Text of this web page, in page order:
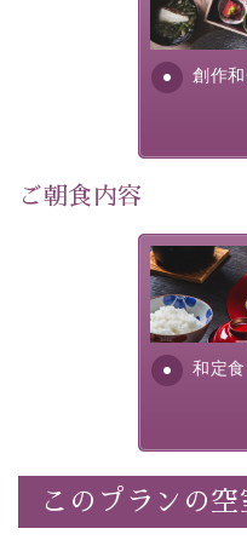
17：30 ご夕食
19：10 お隣の「ホテル
19：20 出発（近隣旅
20：00 ほたる童謡公園
21：45 「ホテル紅や
【ご予約前にご確認くだ
※本プランはバスの定員
ご案内となります。
※ご予約完了後でも、時
ざいます。その際は当
※催行人数に満たない場
ございます。その際は
※ほたる童謡公園では自
※ホタルの発生は自然条
だけない場合もございま
-----------【安心への取り
創作
明が考え
す。美し
ご朝食内容
和定食
さっぱり
れる食材
ふんだん
安全を心
このプランの空